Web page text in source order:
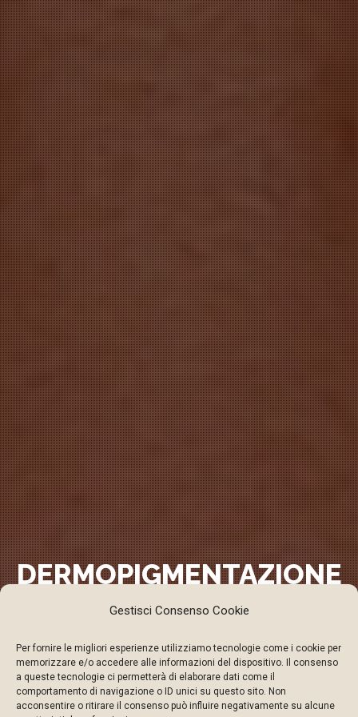
Gestisci Consenso Cookie
Per fornire le migliori esperienze utilizziamo tecnologie come i cookie per
memorizzare e/o accedere alle informazioni del dispositivo. Il consenso
a queste tecnologie ci permetterà di elaborare dati come il
comportamento di navigazione o ID unici su questo sito. Non
acconsentire o ritirare il consenso può influire negativamente su alcune
DERMOPIGMENTAZIONE
SU PELLE MATURA
OVER 50 60 E 70
Dermopigmentazione su pelle